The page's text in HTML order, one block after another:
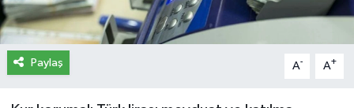
Paylaş A- A+